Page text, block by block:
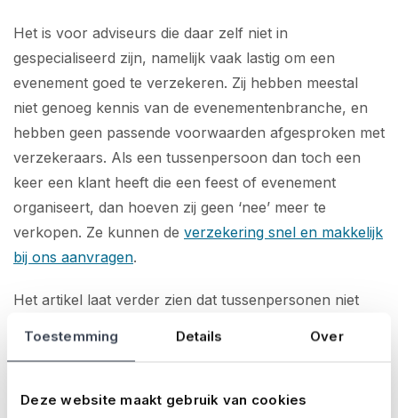
Toestemming Details Over
Deze website maakt gebruik van cookies
Het is voor adviseurs die daar zelf niet in
gespecialiseerd zijn, namelijk vaak lastig om een
evenement goed te verzekeren. Zij hebben meestal
niet genoeg kennis van de evenementenbranche, en
hebben geen passende voorwaarden afgesproken met
verzekeraars. Als een tussenpersoon dan toch een
keer een klant heeft die een feest of evenement
organiseert, dan hoeven zij geen ‘nee’ meer te
verkopen. Ze kunnen de verzekering snel en makkelijk
bij ons aanvragen.
Het artikel laat verder zien dat tussenpersonen niet
naar No Risk komen, maar dat onze kennis en